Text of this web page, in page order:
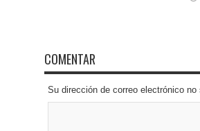
COMENTAR
Su dirección de correo electrónico